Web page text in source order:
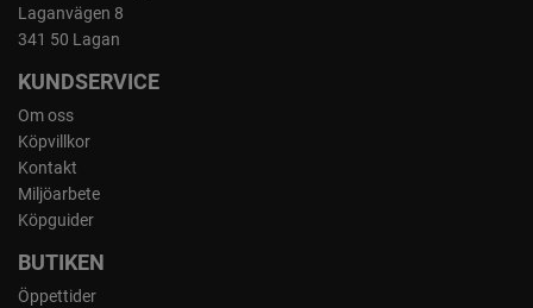
Laganvägen 8
341 50 Lagan
KUNDSERVICE
Om oss
Köpvillkor
Kontakt
Miljöarbete
Köpguider
BUTIKEN
Öppettider